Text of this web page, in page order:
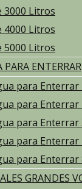
3000 Litros
4000 Litros
5000 Litros
ENTERRAR
para
para
para
para
para
GRANDES